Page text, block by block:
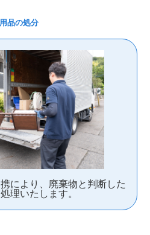
品の処分
により、廃棄物と判断した
理いたします。